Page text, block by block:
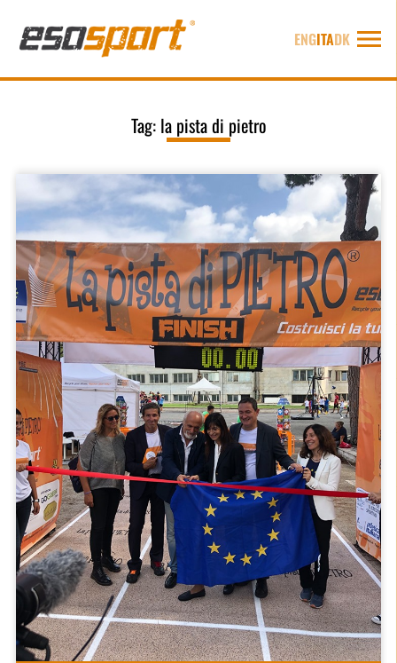
ENGITADK
Tag: la pista di pietro